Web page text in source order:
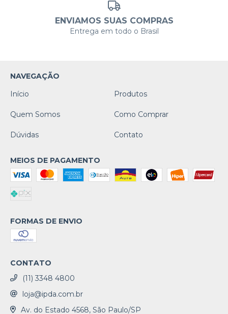
ENVIAMOS SUAS COMPRAS
Entrega em todo o Brasil
NAVEGAÇÃO
Início
Produtos
Quem Somos Como Comprar
Dúvidas Contato
MEIOS DE PAGAMENTO
FORMAS DE ENVIO
CONTATO
(11) 3348 4800
loja@ipda.com.br
Av. do Estado 4568, São Paulo/SP